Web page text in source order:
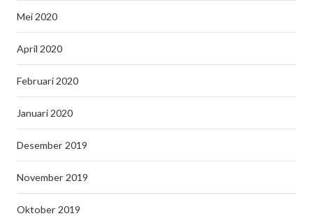
Mei 2020
April 2020
Februari 2020
Januari 2020
Desember 2019
November 2019
Oktober 2019